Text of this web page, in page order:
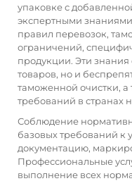
упаковке с
экспертными
правил перевозок,
ограничений,
продукции. Эти
товаров, но и
таможенной очистки,
требований в странах
Соблюдение
базовых требований к
документацию,
Профессиональные
выполнение всех